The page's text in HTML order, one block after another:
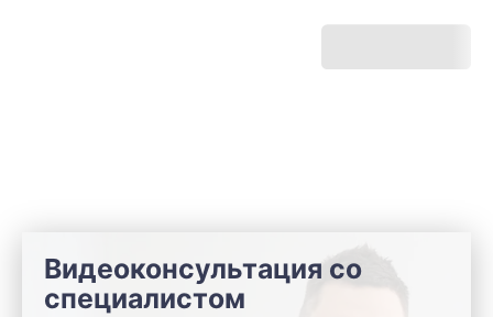
Видеоконсультация со
специалистом